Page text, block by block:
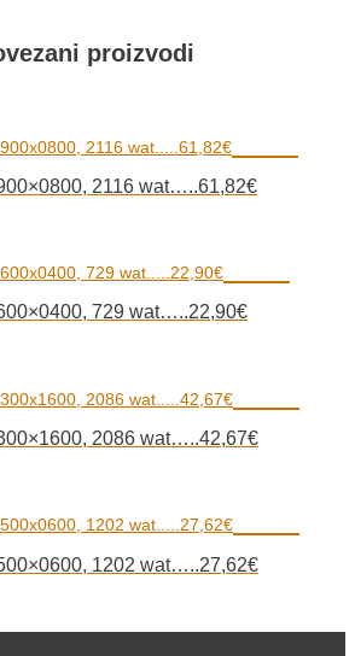
proizvodi
2116 wat…..61,82€
729 wat…..22,90€
2086 wat…..42,67€
1202 wat…..27,62€